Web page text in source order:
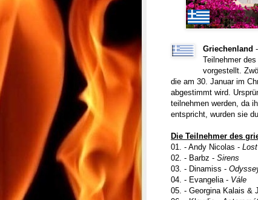
Griechenland
Teilnehmer
vorgestellt.
die am 30. Januar im
abgestimmt wird.
teilnehmen werden, da
entspricht, wurden sie
Die Teilnehmer des
01. - Andy Nicolas -
02. - Barbz - Sirens
03. - Dinamiss -
04. - Evangelia - Vále
05. - Georgina Kalais &